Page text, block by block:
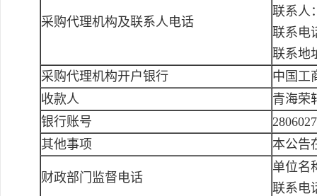
采购代理机构及联系人电话
联系人
联系电
联系地
采购代理机构开户银行
中国工
收款人
青海荣
银行账号
其他事项
本公告
财政部门监督电话
单位名
联系电